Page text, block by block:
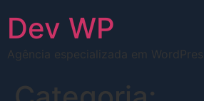
Dev WP
Agência especializada em